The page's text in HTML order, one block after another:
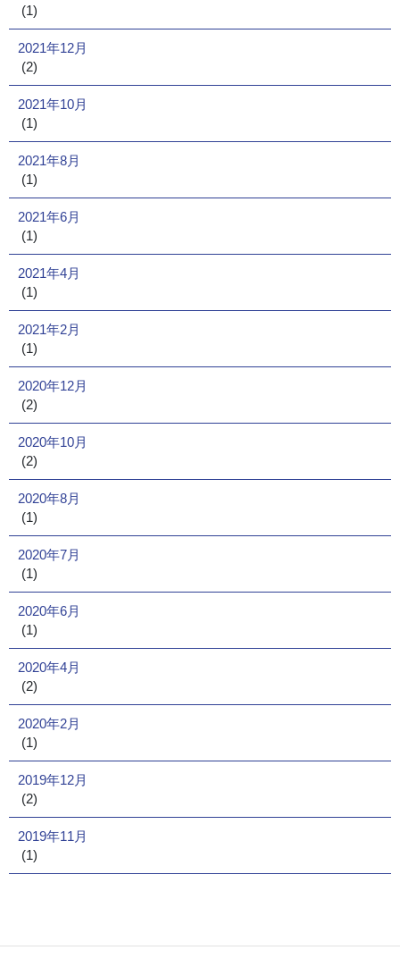
(1)
2021年12月
(2)
2021年10月
(1)
2021年8月
(1)
2021年6月
(1)
2021年4月
(1)
2021年2月
(1)
2020年12月
(2)
2020年10月
(2)
2020年8月
(1)
2020年7月
(1)
2020年6月
(1)
2020年4月
(2)
2020年2月
(1)
2019年12月
(2)
2019年11月
(1)